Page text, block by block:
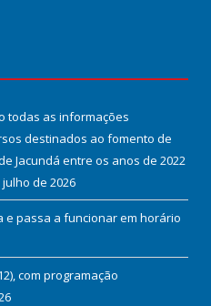
todas as informações
destinados ao fomento de
Jacundá entre os anos de 2022
julho de 2026
e passa a funcionar em horário
com programação